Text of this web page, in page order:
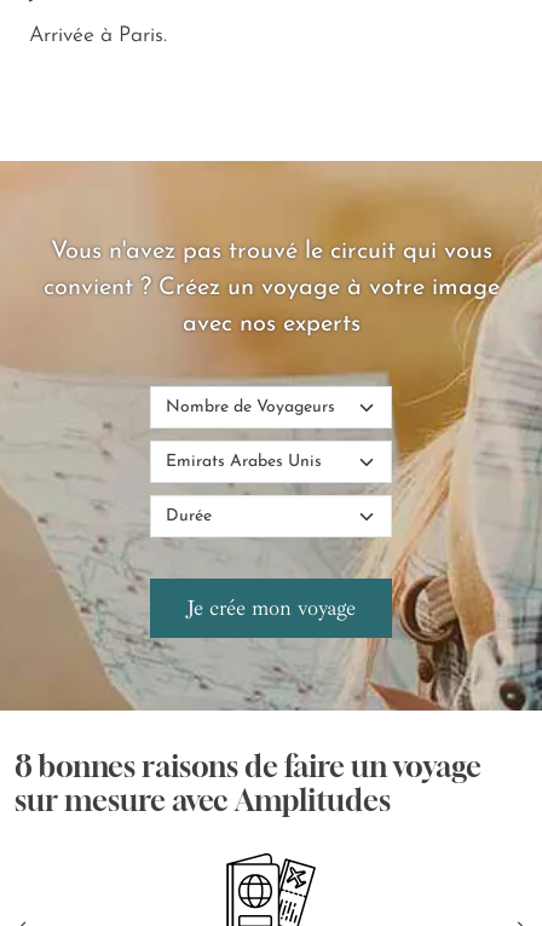
Arrivée à Paris.
Vous n'avez pas trouvé le circuit qui vous
convient ? Créez un voyage à votre image
avec nos experts
8 bonnes raisons de faire un voyage
sur mesure avec Amplitudes